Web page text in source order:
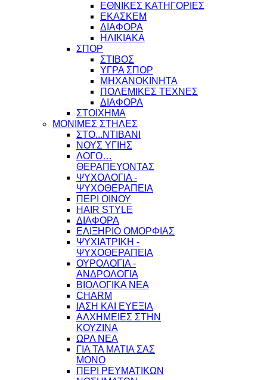
ΕΘΝΙΚΕΣ ΚΑΤΗΓΟΡΙΕΣ
ΕΚΑΣΚΕΜ
ΔΙΑΦΟΡΑ
ΗΛΙΚΙΑΚΑ
ΣΠΟΡ
ΣΤΙΒΟΣ
ΥΓΡΑ ΣΠΟΡ
ΜΗΧΑΝΟΚΙΝΗΤΑ
ΠΟΛΕΜΙΚΕΣ ΤΕΧΝΕΣ
ΔΙΑΦΟΡΑ
ΣΤΟΙΧΗΜΑ
ΜΟΝΙΜΕΣ ΣΤΗΛΕΣ
ΣΤΟ...ΝΤΙΒΑΝΙ
ΝΟΥΣ ΥΓΙΗΣ
ΛΟΓΟ…
ΘΕΡΑΠΕΥΟΝΤΑΣ
ΨΥΧΟΛΟΓΙΑ -
ΨΥΧΟΘΕΡΑΠΕΙΑ
ΠΕΡΙ ΟΙΝΟΥ
HAIR STYLE
ΔΙΑΦΟΡΑ
ΕΛΙΞΗΡΙΟ ΟΜΟΡΦΙΑΣ
ΨΥΧΙΑΤΡΙΚΗ -
ΨΥΧΟΘΕΡΑΠΕΙΑ
ΟΥΡΟΛΟΓΙΑ -
ΑΝΔΡΟΛΟΓΙΑ
ΒΙΟΛΟΓΙΚΑ ΝΕΑ
CHARM
ΙΑΣΗ ΚΑΙ ΕΥΕΞΙΑ
ΑΛΧΗΜΕΙΕΣ ΣΤΗΝ
ΚΟΥΖΙΝΑ
ΩΡΛ ΝEA
ΓΙΑ ΤΑ ΜΑΤΙΑ ΣΑΣ
ΜΟΝΟ
ΠΕΡΙ ΡΕΥΜΑΤΙΚΩΝ